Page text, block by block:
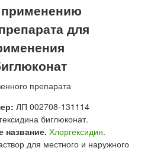
для
препарата
ЛП 002708-131114
биглюконат.
название. Хлоргексидин.
для местного и наружного